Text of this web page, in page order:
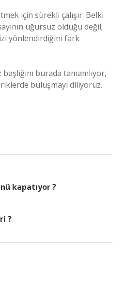
için sürekli çalışır. Belki
uğursuz olduğu değil;
yönlendirdiğini fark
burada tamamlıyor,
buluşmayı diliyoruz.
kapatıyor ?
?